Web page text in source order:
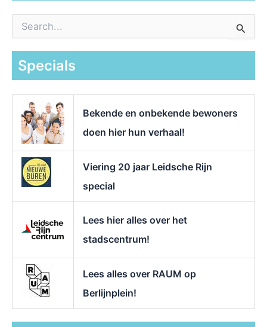
a
Specials
Bekende en onbekende bewoners
doen hier hun verhaal!
Viering 20 jaar Leidsche Rijn
special
Lees hier alles over het
stadscentrum!
Lees alles over RAUM op
Berlijnplein!